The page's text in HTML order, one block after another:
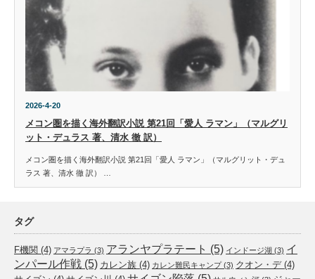
2026-4-20
メコン圏を描く海外翻訳小説 第21回「愛人 ラマン」（マルグリ
ット・デュラス 著、清水 徹 訳）
メコン圏を描く海外翻訳小説 第21回「愛人 ラマン」（マルグリット・デュ
ラス 著、清水 徹 訳） …
タグ
F機関 (4) アマラプラ (3) アランヤプラテート (5) インドージ湖 (3) イ
ンパール作戦 (5) カレン族 (4) カレン難民キャンプ(3) クオン・デ(4)